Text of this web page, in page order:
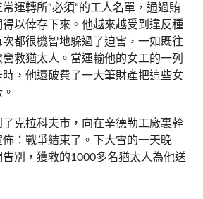
運轉所“必須”的工人名單，通過賄
以倖存下來。他越來越受到違反種
都很機智地躲過了迫害，一如既往
救猶太人。當運輸他的女工的一列
，他還破費了一大筆財產把這些女
克拉科夫市，向在辛德勒工廠裏幹
：戰爭結束了。下大雪的一天晚
告別，獲救的1000多名猶太人為他送